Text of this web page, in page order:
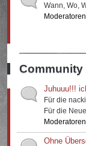
Wann, Wo,
Community
Juhuuu!!!
Für die
Für die
Ohne